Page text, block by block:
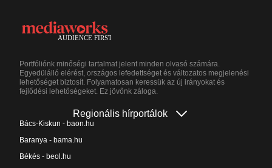
Portfóliónk minőségi tartalmat jelent minden olvasó számára.
Egyedülálló elérést, országos lefedettséget és változatos megjelenési
lehetőséget biztosít. Folyamatosan keressük az új irányokat és
fejlődési lehetőségeket. Ez jövőnk záloga.
Regionális hírportálok
Bács-Kiskun - baon.hu
Baranya - bama.hu
Békés - beol.hu